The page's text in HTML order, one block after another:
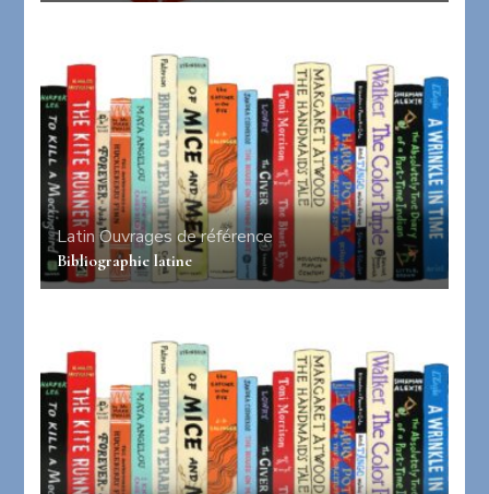
Latin Ouvrages de référence
Bibliographie latine